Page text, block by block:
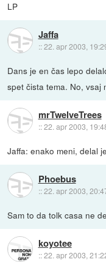
LP
Jaffa
::22. apr 2003,
Dans je en čas lepo
spet čista tema. No, vsaj
mrTwelveTrees
::22. apr 2003,
Jaffa: enako meni, delal
Phoebus
::22. apr 2003,
Sam to da tolk casa ne
koyotee
::22. apr 2003,